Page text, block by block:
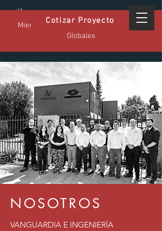
Miembro Certificado GPA - Estándares
Globales
Cotizar Proyecto
NOSOTROS
VANGUARDIA E INGENIERÍA